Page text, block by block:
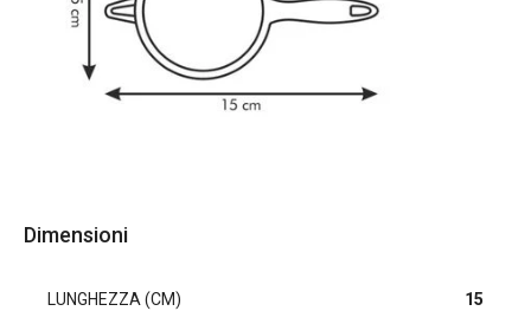
Dimensioni
LUNGHEZZA (CM) 15